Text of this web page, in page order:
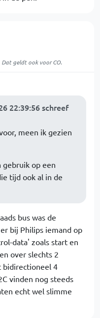
geldt ook voor CO.
22:39:56 schreef
meen ik gezien
op een
tijd ook al in de
bus was de
bij Philips iemand op
data' zoals start en
over slechts 2
bidirectioneel 4
vinden nog steeds
echt wel slimme